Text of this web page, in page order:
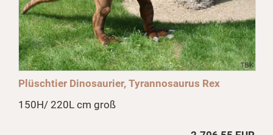
Plüschtier Dinosaurier, Tyrannosaurus Rex
150H/ 220L cm groß